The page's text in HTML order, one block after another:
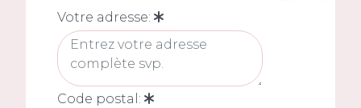
Votre adresse:
Code postal: